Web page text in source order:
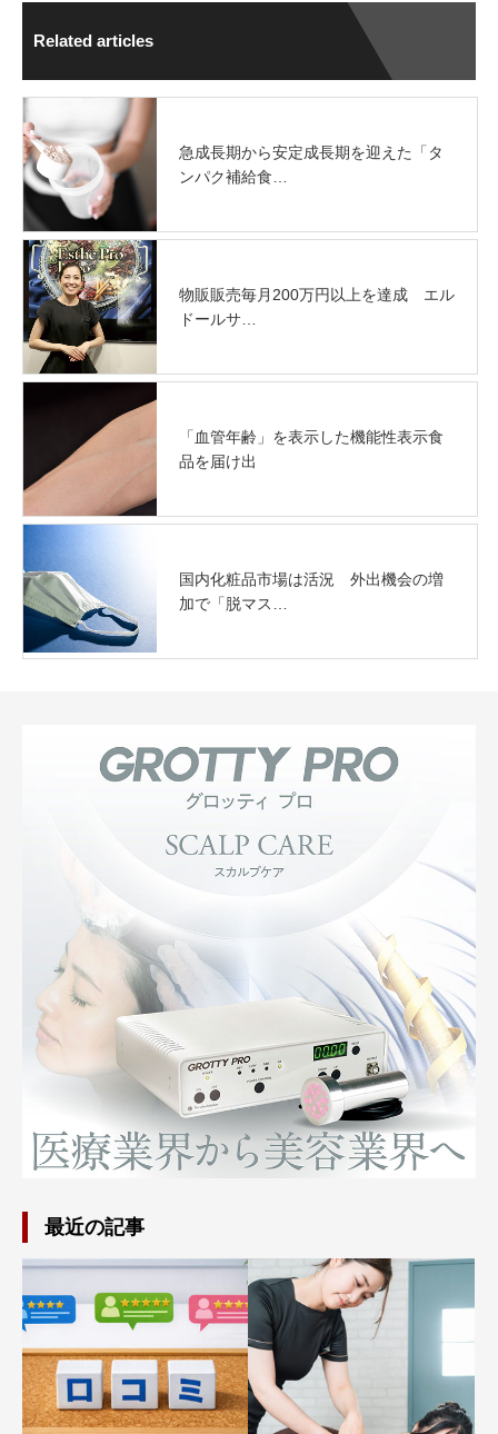
Related articles
急成長期から安定成長期を迎えた「タ
ンパク補給食…
物販販売毎月200万円以上を達成 エル
ドールサ…
「血管年齢」を表示した機能性表示食
品を届け出
国内化粧品市場は活況 外出機会の増
加で「脱マス…
最近の記事